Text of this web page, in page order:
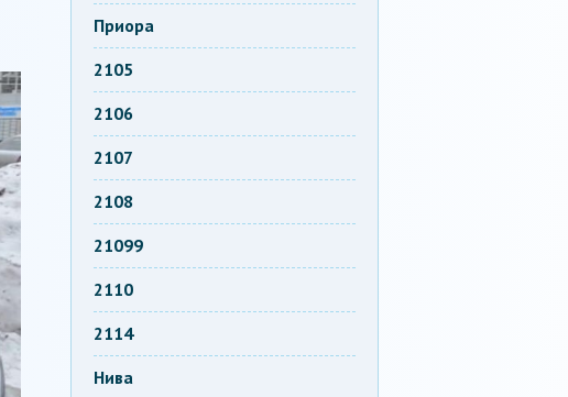
Приора
2105
2106
2107
2108
21099
2110
2114
Нива